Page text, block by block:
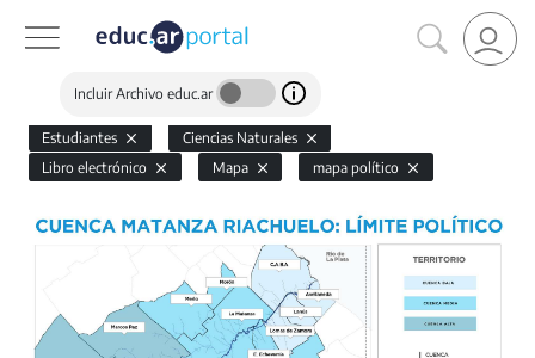
Incluir Archivo educ.ar
Estudiantes
Ciencias Naturales
Libro electrónico
Mapa mapa político